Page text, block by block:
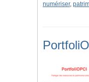
numériser,